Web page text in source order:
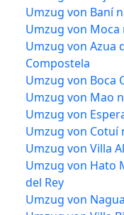
Umzug von Baní
Umzug von Moca
Umzug von Azua
Compostela
Umzug von Boca
Umzug von Mao
Umzug von
Umzug von Cotuí
Umzug von Villa
Umzug von Hato
del Rey
Umzug von